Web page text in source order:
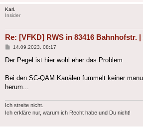
Karl.
Insider
Re: [VFKD] RWS in 83416 Bahnhofstr.
Beitrag
14.09.2023, 08:17
Der Pegel ist hier wohl eher das Problem...
Bei den SC-QAM Kanälen fummelt keiner
herum...
Ich streite nicht.
Ich erkläre nur, warum ich Recht habe und Du nicht!